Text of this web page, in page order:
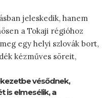
jeleskedik, hanem
a Tokaji régióhoz
egy helyi szlovák bort,
kézműves söreit,
vésődnek,
is elmesélik, a